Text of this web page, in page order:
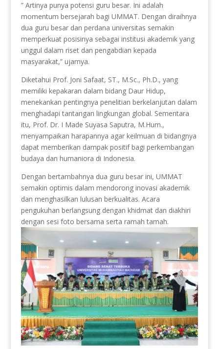
” Artinya punya potensi guru besar. Ini adalah
momentum bersejarah bagi UMMAT. Dengan diraihnya
dua guru besar dan perdana universitas semakin
memperkuat posisinya sebagai institusi akademik yang
unggul dalam riset dan pengabdian kepada
masyarakat,” ujarnya.
Diketahui Prof. Joni Safaat, ST., M.Sc., Ph.D., yang
memiliki kepakaran dalam bidang Daur Hidup,
menekankan pentingnya penelitian berkelanjutan dalam
menghadapi tantangan lingkungan global. Sementara
itu, Prof. Dr. I Made Suyasa Saputra, M.Hum.,
menyampaikan harapannya agar keilmuan di bidangnya
dapat memberikan dampak positif bagi perkembangan
budaya dan humaniora di Indonesia.
Dengan bertambahnya dua guru besar ini, UMMAT
semakin optimis dalam mendorong inovasi akademik
dan menghasilkan lulusan berkualitas. Acara
pengukuhan berlangsung dengan khidmat dan diakhiri
dengan sesi foto bersama serta ramah tamah.